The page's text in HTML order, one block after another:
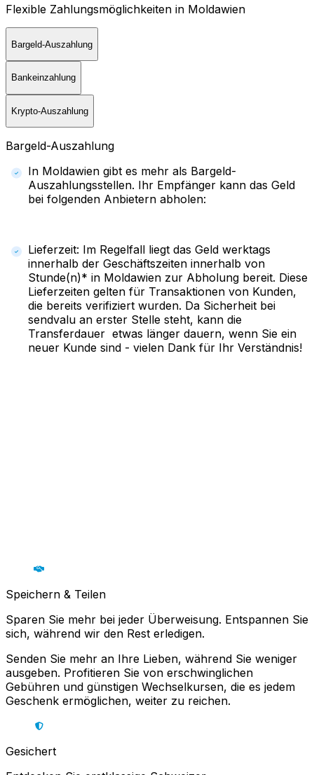
Flexible Zahlungsmöglichkeiten in Moldawien
Bargeld-Auszahlung
Bankeinzahlung
Krypto-Auszahlung
Bargeld-Auszahlung
In Moldawien gibt es mehr als Bargeld-
Auszahlungsstellen. Ihr Empfänger kann das Geld
bei folgenden Anbietern abholen:
Lieferzeit: Im Regelfall liegt das Geld werktags
innerhalb der Geschäftszeiten innerhalb von
Stunde(n)* in Moldawien zur Abholung bereit. Diese
Lieferzeiten gelten für Transaktionen von Kunden,
die bereits verifiziert wurden. Da Sicherheit bei
sendvalu an erster Stelle steht, kann die
Transferdauer etwas länger dauern, wenn Sie ein
neuer Kunde sind - vielen Dank für Ihr Verständnis!
Speichern & Teilen
Sparen Sie mehr bei jeder Überweisung. Entspannen Sie
sich, während wir den Rest erledigen.
Senden Sie mehr an Ihre Lieben, während Sie weniger
ausgeben. Profitieren Sie von erschwinglichen
Gebühren und günstigen Wechselkursen, die es jedem
Geschenk ermöglichen, weiter zu reichen.
Gesichert